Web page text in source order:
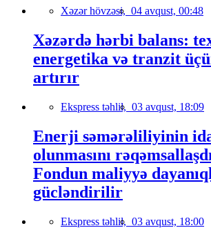
Xəzər hövzəsi, 04 avqust, 00:48
Xəzərdə hərbi balans:
energetika və tranzit
artırır
Ekspress təhlil, 03 avqust, 18:09
Enerji səmərəliliyinin
olunmasını
Fondun maliyyə
gücləndirilir
Ekspress təhlil, 03 avqust, 18:00